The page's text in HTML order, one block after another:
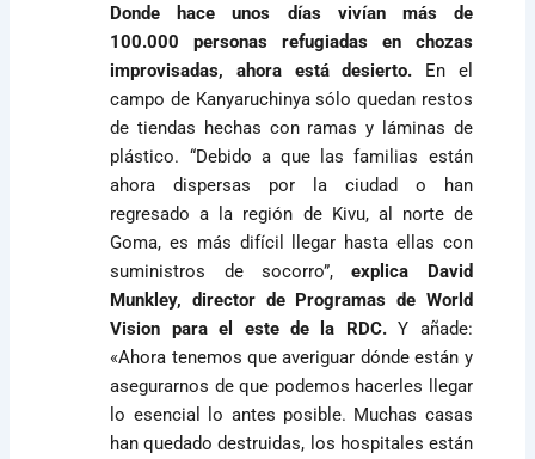
Donde hace unos días vivían más de
100.000 personas refugiadas en chozas
improvisadas, ahora está desierto. En el
campo de Kanyaruchinya sólo quedan restos
de tiendas hechas con ramas y láminas de
plástico. “Debido a que las familias están
ahora dispersas por la ciudad o han
regresado a la región de Kivu, al norte de
Goma, es más difícil llegar hasta ellas con
suministros de socorro”,explica David
Munkley, director de Programas de World
Vision para el este de la RDC.Y añade:
«Ahora tenemos que averiguar dónde están y
asegurarnos de que podemos hacerles llegar
lo esencial lo antes posible. Muchas casas
han quedado destruidas, los hospitales están